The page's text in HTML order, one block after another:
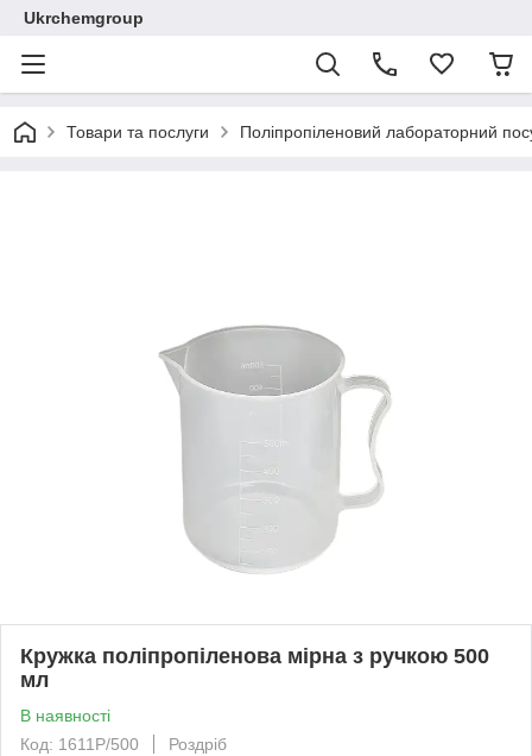
Ukrchemgroup
Товари та послуги Поліпропіленовий лабораторний
Кружка поліпропіленова мірна з ручкою 500
мл
В наявності
Код: 1611P/500
Роздріб